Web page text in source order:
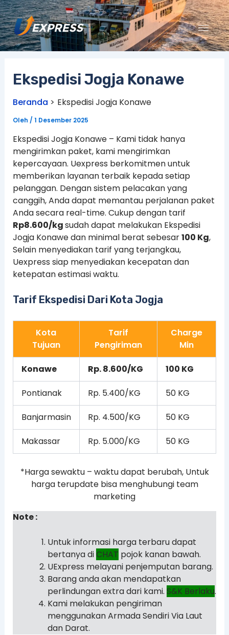
Lewati
ke
konten
Ekspedisi Jogja Konawe
Beranda Ekspedisi Jogja Konawe
Oleh / 1 Desember 2025
Ekspedisi Jogja Konawe – Kami tidak hanya
mengirimkan paket, kami mengirimkan
kepercayaan. Uexpress berkomitmen untuk
memberikan layanan terbaik kepada setiap
pelanggan. Dengan sistem pelacakan yang
canggih, Anda dapat memantau perjalanan paket
Anda secara real-time. Cukup dengan tarif
Rp8.600/kgsudah dapat melakukan Ekspedisi
Jogja Konawe dan minimal berat sebesar100 Kg,
Selain menyediakan tarif yang terjangkau,
Uexpress siap menyediakan kecepatan dan
ketepatan estimasi waktu.
Tarif Ekspedisi Dari Kota Jogja
Kota
Tujuan
Tarif
Pengiriman
Charge
Min
Konawe Rp. 8.600/KG 100 KG
Pontianak Rp. 5.400/KG 50 KG
Banjarmasin Rp. 4.500/KG 50 KG
Makassar Rp. 5.000/KG 50 KG
*Harga sewaktu – waktu dapat berubah, Untuk
harga terupdate bisa menghubungi team
marketing
Note :
Untuk informasi harga terbaru dapat
bertanya diCHAT pojok kanan bawah.
UExpress melayani penjemputan barang.
Barang anda akan mendapatkan
perlindungan extra dari kami. S&K Berlaku.
Kami melakukan pengiriman
menggunakan Armada Sendiri Via Laut
dan Darat.